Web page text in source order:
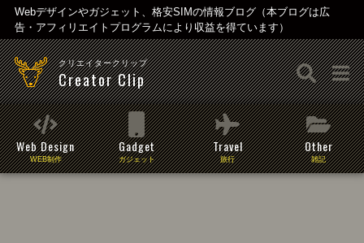
Webデザインやガジェット、格安SIMの情報ブログ（本ブログは広
告・アフィリエイトプログラムにより収益を得ています）
クリエイタークリップ
Creator Clip
Web Design
WEB制作
Gadget
ガジェット
Travel
旅行
Other
雑記